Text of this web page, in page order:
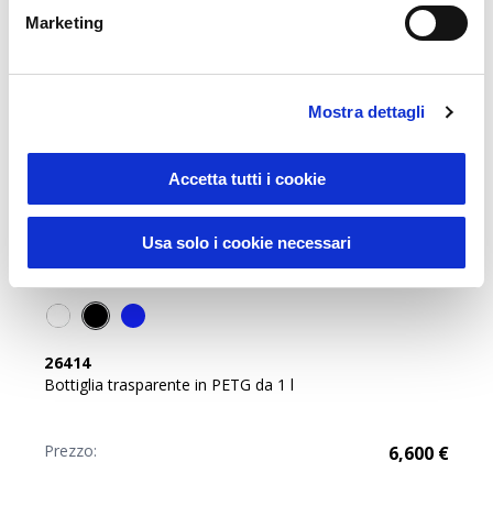
Marketing
Mostra dettagli
Accetta tutti i cookie
Usa solo i cookie necessari
26414
Bottiglia trasparente in PETG da 1 l
Prezzo: 6,600 €